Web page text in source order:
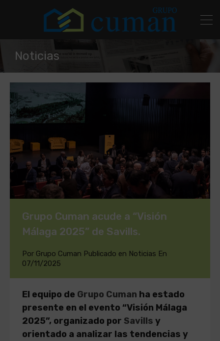
Noticias
Grupo Cuman acude a “Visión
Málaga 2025” de Savills.
Por Grupo Cuman Publicado en Noticias En
07/11/2025
El equipo de Grupo Cuman ha estado
presente en el evento “Visión Málaga
2025”, organizado por Savills y
orientado a analizar las tendencias y